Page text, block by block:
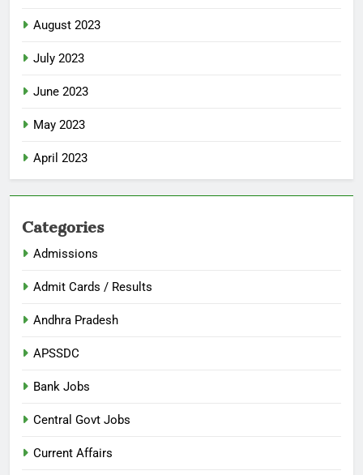
August 2023
July 2023
June 2023
May 2023
April 2023
Categories
Admissions
Admit Cards / Results
Andhra Pradesh
APSSDC
Bank Jobs
Central Govt Jobs
Current Affairs